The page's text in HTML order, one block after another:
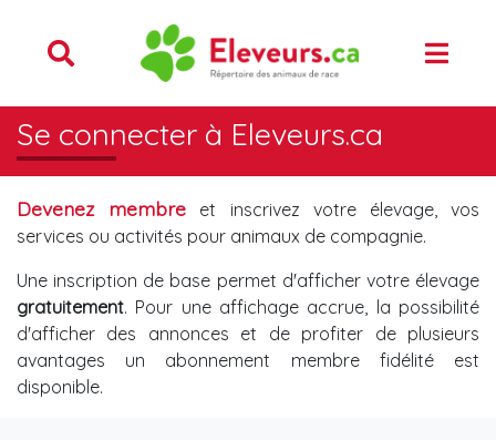
Se connecter à Eleveurs.ca
Devenez membre et inscrivez votre élevage, vos
services ou activités pour animaux de compagnie.
Une inscription de base permet d'afficher votre élevage
gratuitement. Pour une affichage accrue, la possibilité
d'afficher des annonces et de profiter de plusieurs
avantages un abonnement membre fidélité est
disponible.